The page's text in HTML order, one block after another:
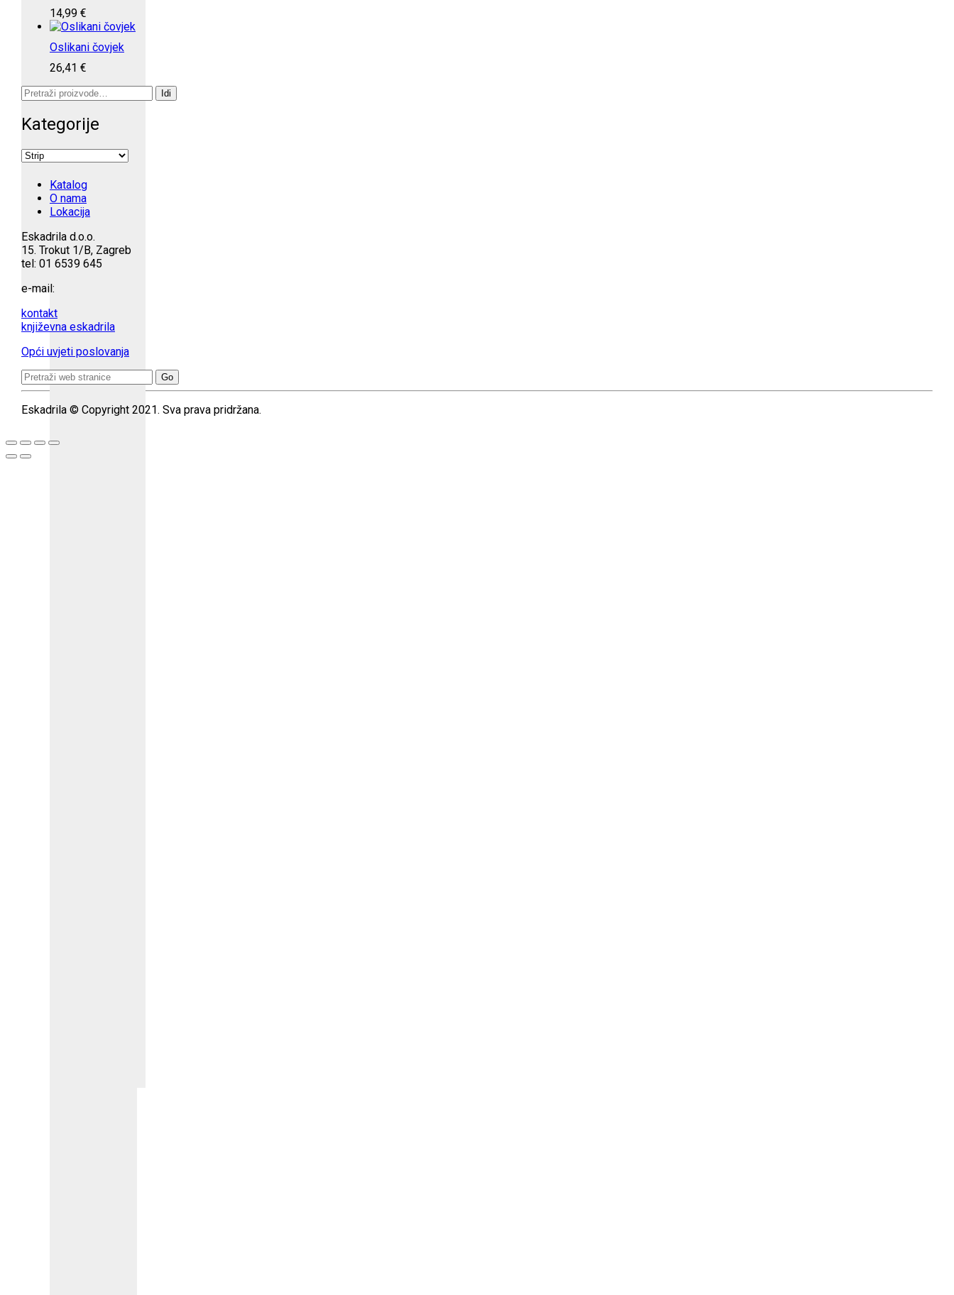
14,99 €
Oslikani čovjek
26,41 €
Pretraži:
Idi
Kategorije
Katalog
O nama
Lokacija
Eskadrila d.o.o.
15. Trokut 1/B, Zagreb
tel: 01 6539 645
e-mail:
kontakt
književna eskadrila
Opći uvjeti poslovanja
Search
for:
Eskadrila © Copyright 2021. Sva prava pridržana.